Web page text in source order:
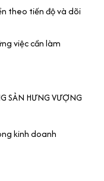
theo tiến độ và dõi
việc cần làm
SẢN HƯNG VƯỢNG
kinh doanh